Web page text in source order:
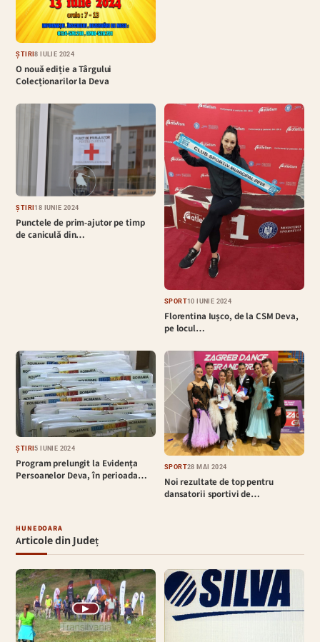
ȘTIRI8 IULIE 2024
O nouă ediție a Târgului
Colecționarilor la Deva
ȘTIRI18 IUNIE 2024
Punctele de prim-ajutor pe timp
de caniculă din…
SPORT10 IUNIE 2024
Florentina Iușco, de la CSM Deva,
pe locul…
ȘTIRI5 IUNIE 2024
Program prelungit la Evidența
Persoanelor Deva, în perioada…
SPORT28 MAI 2024
Noi rezultate de top pentru
dansatorii sportivi de…
HUNEDOARA
Articole din Județ
▶